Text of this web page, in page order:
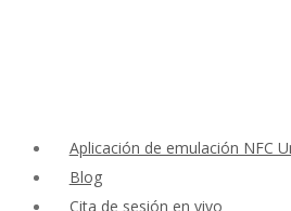
Aplicación de emulación NFC
Blog
Cita de sesión en vivo